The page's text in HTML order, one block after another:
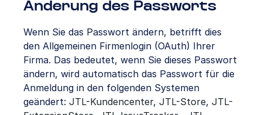
Änderung des Passworts
Wenn Sie das Passwort ändern, betrifft dies
den Allgemeinen Firmenlogin (OAuth) Ihrer
Firma. Das bedeutet, wenn Sie dieses Passwort
ändern, wird automatisch das Passwort für die
Anmeldung in den folgenden Systemen
geändert: JTL-Kundencenter, JTL-Store, JTL-